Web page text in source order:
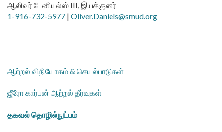
ஆலிவர் டேனியல்ஸ் III, இயக்குனர்
1-916-732-5977 | Oliver.Daniels@smud.org
ஆற்றல் விநியோகம் & செயல்பாடுகள்
ஜீரோ கார்பன் ஆற்றல் தீர்வுகள்
தகவல் தொழில்நுட்பம்